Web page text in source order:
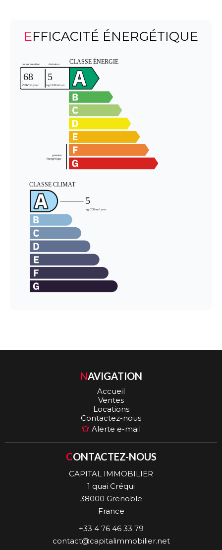
EFFICACITÉ ÉNERGÉTIQUE
NAVIGATION
Accueil
Ventes
Locations
Contactez-nous
Alerte e-mail
CONTACTEZ-NOUS
CAPITAL IMMOBILIER
1 quai Créqui
38000 Grenoble
France
+33 4 76 46 33 79
contact@capitalimmobilier.net